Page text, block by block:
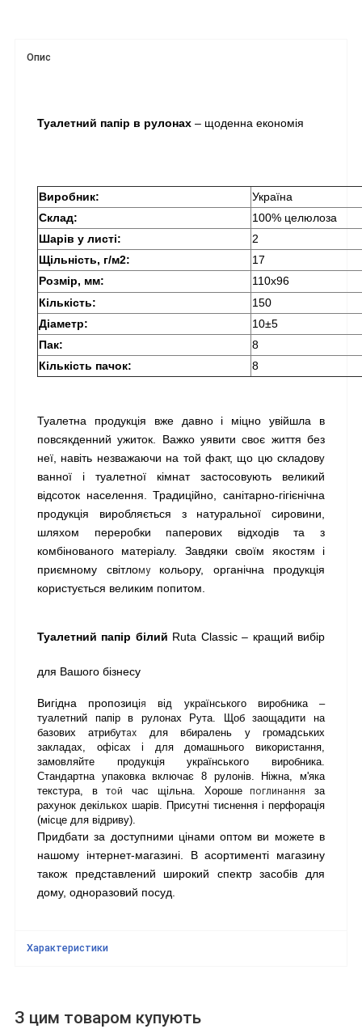
Опис
Туалетний папір в рулонах – щоденна економія
Виробник:
Україна
Склад:
100% целюлоза
Шарів у листі:
2
Щільність, г/м2:
17
Розмір, мм:
110х96
Кількість:
150
Діаметр:
10±5
Пак:
8
Кількість пачок:
8
Туалетна продукція вже давно і міцно увійшла в
повсякденний ужиток. Важко уявити своє життя без
неї, навіть незважаючи на той факт, що цю складову
ванної і туалетної кімнат застосовують великий
відсоток населення. Традиційно, санітарно-гігієнічна
продукція виробляється з натуральної сировини,
шляхом переробки паперових відходів та з
комбінованого матеріалу. Завдяки своїм якостям і
приємному світлому кольору, органічна продукція
користується великим попитом.
Туалетний папір білий Ruta Classic – кращий вибір
для Вашого бізнесу
Вигідна пропозиція від українського виробника –
туалетний папір в рулонах Рута. Щоб заощадити на
базових атрибутах для вбиралень у громадських
закладах, офісах і для домашнього використання,
замовляйте продукція українського виробника.
Стандартна упаковка включає 8 рулонів. Ніжна, м'яка
текстура, в той час щільна. Хорошепоглинання за
рахунок декількох шарів. Присутні тиснення і перфорація
(місце для відриву).
Придбати за доступними цінами оптом ви можете в
нашому інтернет-магазині. В асортименті магазину
також представлений широкий спектр засобів для
дому, одноразовий посуд.
Характеристики
З цим товаром купують